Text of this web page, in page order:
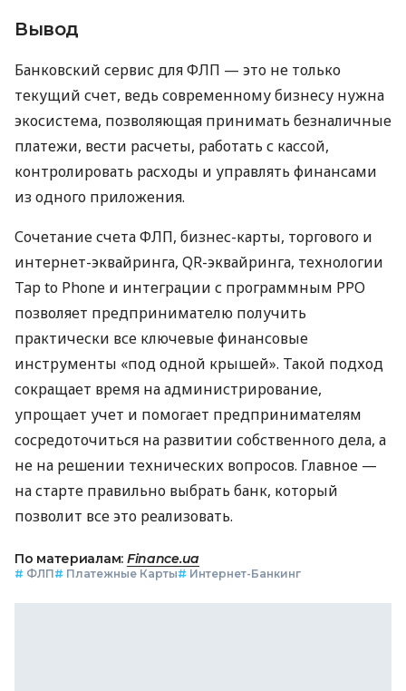
Вывод
Банковский сервис для ФЛП — это не только
текущий счет, ведь современному бизнесу нужна
экосистема, позволяющая принимать безналичные
платежи, вести расчеты, работать с кассой,
контролировать расходы и управлять финансами
из одного приложения.
Сочетание счета ФЛП, бизнес-карты, торгового и
интернет-эквайринга, QR-эквайринга, технологии
Tap to Phone и интеграции с программным РРО
позволяет предпринимателю получить
практически все ключевые финансовые
инструменты «под одной крышей». Такой подход
сокращает время на администрирование,
упрощает учет и помогает предпринимателям
сосредоточиться на развитии собственного дела, а
не на решении технических вопросов. Главное —
на старте правильно выбрать банк, который
позволит все это реализовать.
По материалам: Finance.ua
# ФЛП# Платежные Карты# Интернет-Банкинг